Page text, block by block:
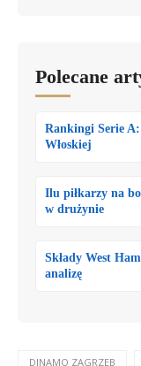
Polecane
Rankingi Serie
Włoskiej
Ilu piłkarzy na
w drużynie
Składy West
analizę
DINAMO ZAGRZEB